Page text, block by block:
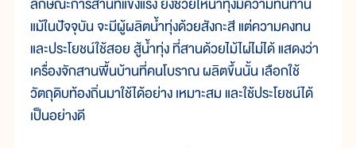
แม้ในปัจจุบัน จะมีผู้ผลิตน้ำทุ่งด้วยสังกะสี แต่ความคงทน
และประโยชน์ใช้สอย สู้น้ำทุ่ง ที่สานด้วยไม้ไผ่ไม่ได้ แสดงว่า
เครื่องจักสานพื้นบ้านที่คนโบราณ ผลิตขึ้นนั้น เลือกใช้
วัตถุดิบท้องถิ่นมาใช้ได้อย่าง เหมาะสม และใช้ประโยชน์ได้
เป็นอย่างดี